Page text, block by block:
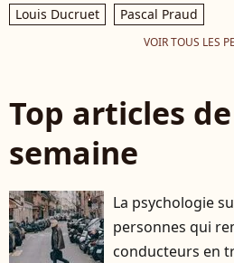
Louis Ducruet Pascal Praud
VOIR TOUS LES
Top articles
semaine
La psychologie
personnes qui
conducteurs en